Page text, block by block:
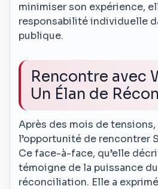
minimiser son expérience,
responsabilité individuelle
publique.
Rencontre avec
Un Élan de
Après des mois de tensions,
l’opportunité de rencontrer
Ce face-à-face, qu’elle
témoigne de la puissance
réconciliation. Elle a